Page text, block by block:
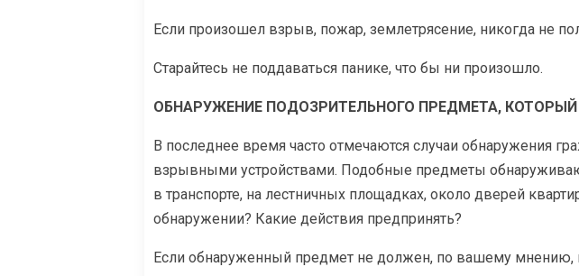
Если произошел взрыв, пожар, землетрясение, никогда не
Старайтесь не поддаваться панике, что бы ни произошло.
ОБНАРУЖЕНИЕ ПОДОЗРИТЕЛЬНОГО ПРЕДМЕТА,
В последнее время часто отмечаются случаи обнаружения
взрывными устройствами. Подобные предметы
в транспорте, на лестничных площадках, около дверей
обнаружении? Какие действия предпринять?
Если обнаруженный предмет не должен, по вашему мнению,